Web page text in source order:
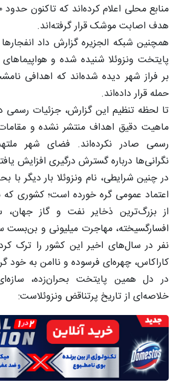
هدف اصابت موشک قرار گرفته‌اند.
همچنین شبکه الجزیره گزارش داد
پایتخت ونزوئلا شنیده شده و
بر فراز شهر دیده شده‌اند که اهدافی
حمله قرار داده‌اند.
تا لحظه تنظیم این گزارش، جزئیات رسمی
ماهیت دقیق اهداف منتشر نشده و مقامات
رسمی صادر نکرده‌اند. فضای شهر
نگرانی‌ها درباره گسترش درگیری افزایش
در چنین شرایطی، نام ونزوئلا بار دیگر با
اعتماد عمومی گره خورده است؛ کشوری که
از بزرگ‌ترین ذخایر نفت و گاز جهان،
افسارگسیخته، مهاجرت میلیونی و
نفر در سال‌های اخیر این کشور را ترک
کاراکاس، چهره‌ای فرسوده و ناامن به خود
در دل همین پایتخت بحران‌زده،
خلاصه‌ای از تاریخ پرتناقض ونزوئلاست: